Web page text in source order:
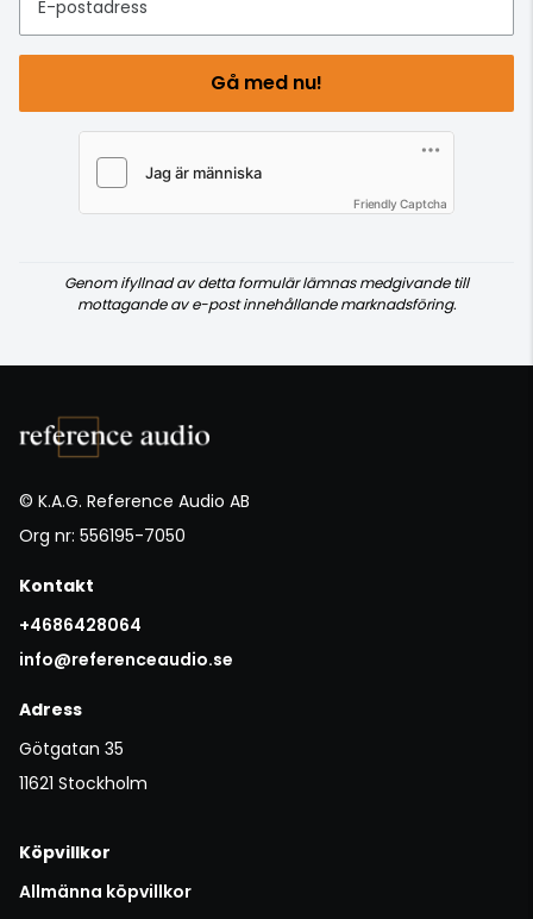
E-postadress
Gå med nu!
Friendly Captcha
Genom ifyllnad av detta formulär lämnas medgivande till
mottagande av e-post innehållande marknadsföring.
© K.A.G. Reference Audio AB
Org nr: 556195-7050
Kontakt
+4686428064
info@referenceaudio.se
Adress
Götgatan 35
11621 Stockholm
Köpvillkor
Allmänna köpvillkor